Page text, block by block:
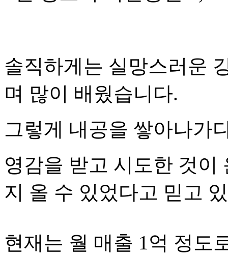
솔직하게는 실망스러운
며 많이 배웠습니다.
그렇게 내공을 쌓아나가
영감을 받고 시도한 것이
지 올 수 있었다고 믿고
현재는 월 매출 1억 정도